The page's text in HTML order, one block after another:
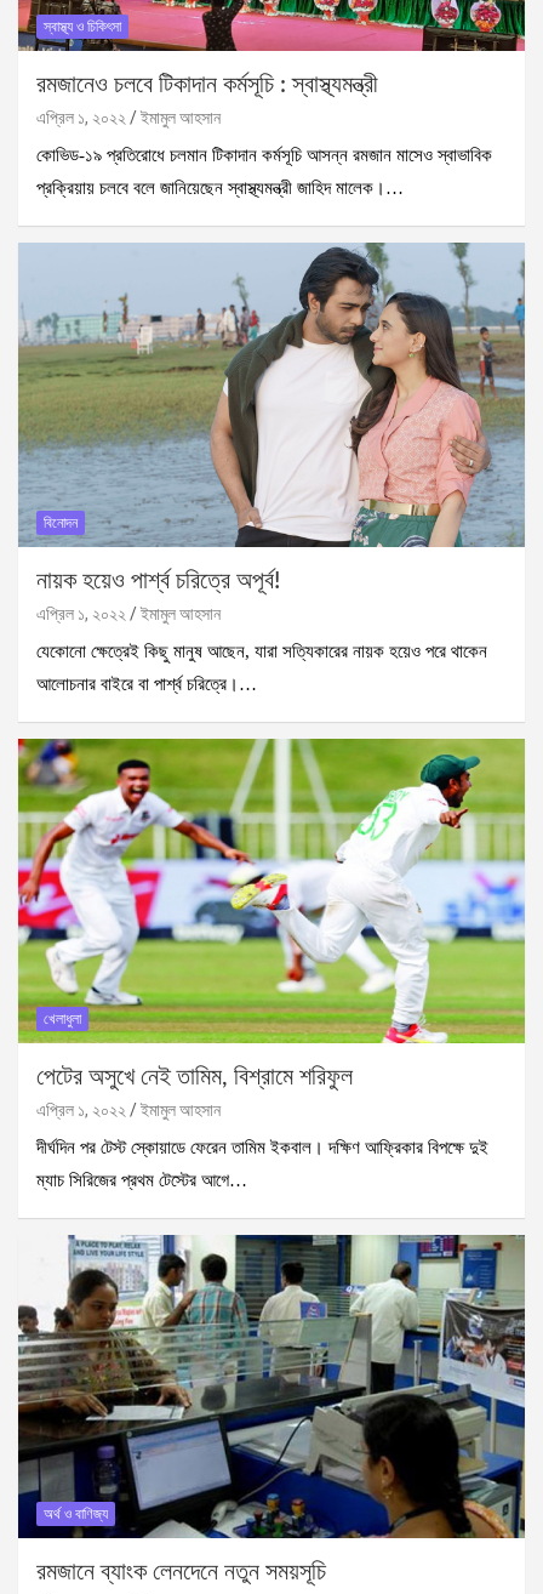
স্বাস্থ্য ও চিকিৎসা
রমজানেও চলবে টিকাদান কর্মসূচি : স্বাস্থ্যমন্ত্রী
এপ্রিল ১, ২০২২
ইমামুল আহসান
কোভিড-১৯ প্রতিরোধে চলমান টিকাদান কর্মসূচি আসন্ন রমজান মাসেও স্বাভাবিক
প্রক্রিয়ায় চলবে বলে জানিয়েছেন স্বাস্থ্যমন্ত্রী জাহিদ মালেক।…
বিনোদন
নায়ক হয়েও পার্শ্ব চরিত্রে অপূর্ব!
এপ্রিল ১, ২০২২
ইমামুল আহসান
যেকোনো ক্ষেত্রেই কিছু মানুষ আছেন, যারা সত্যিকারের নায়ক হয়েও পরে থাকেন
আলোচনার বাইরে বা পার্শ্ব চরিত্রে।…
খেলাধুলা
পেটের অসুখে নেই তামিম, বিশ্রামে শরিফুল
এপ্রিল ১, ২০২২
ইমামুল আহসান
দীর্ঘদিন পর টেস্ট স্কোয়াডে ফেরেন তামিম ইকবাল। দক্ষিণ আফ্রিকার বিপক্ষে দুই
ম্যাচ সিরিজের প্রথম টেস্টের আগে…
অর্থ ও বাণিজ্য
রমজানে ব্যাংক লেনদেনে নতুন সময়সূচি